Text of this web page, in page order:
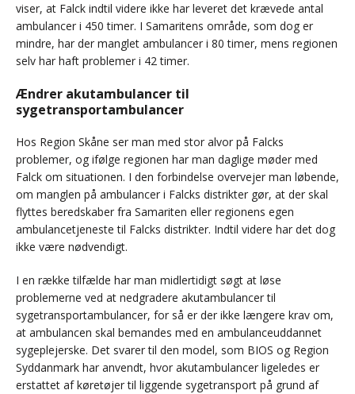
viser, at Falck indtil videre ikke har leveret det krævede antal
ambulancer i 450 timer. I Samaritens område, som dog er
mindre, har der manglet ambulancer i 80 timer, mens regionen
selv har haft problemer i 42 timer.
Ændrer akutambulancer til
sygetransportambulancer
Hos Region Skåne ser man med stor alvor på Falcks
problemer, og ifølge regionen har man daglige møder med
Falck om situationen. I den forbindelse overvejer man løbende,
om manglen på ambulancer i Falcks distrikter gør, at der skal
flyttes beredskaber fra Samariten eller regionens egen
ambulancetjeneste til Falcks distrikter. Indtil videre har det dog
ikke være nødvendigt.
I en række tilfælde har man midlertidigt søgt at løse
problemerne ved at nedgradere akutambulancer til
sygetransportambulancer, for så er der ikke længere krav om,
at ambulancen skal bemandes med en ambulanceuddannet
sygeplejerske. Det svarer til den model, som BIOS og Region
Syddanmark har anvendt, hvor akutambulancer ligeledes er
erstattet af køretøjer til liggende sygetransport på grund af